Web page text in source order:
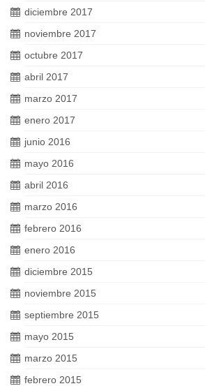
diciembre 2017
noviembre 2017
octubre 2017
abril 2017
marzo 2017
enero 2017
junio 2016
mayo 2016
abril 2016
marzo 2016
febrero 2016
enero 2016
diciembre 2015
noviembre 2015
septiembre 2015
mayo 2015
marzo 2015
febrero 2015